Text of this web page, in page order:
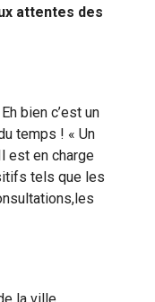
attentes des
bien c’est un
temps ! « Un
est en charge
tels que les